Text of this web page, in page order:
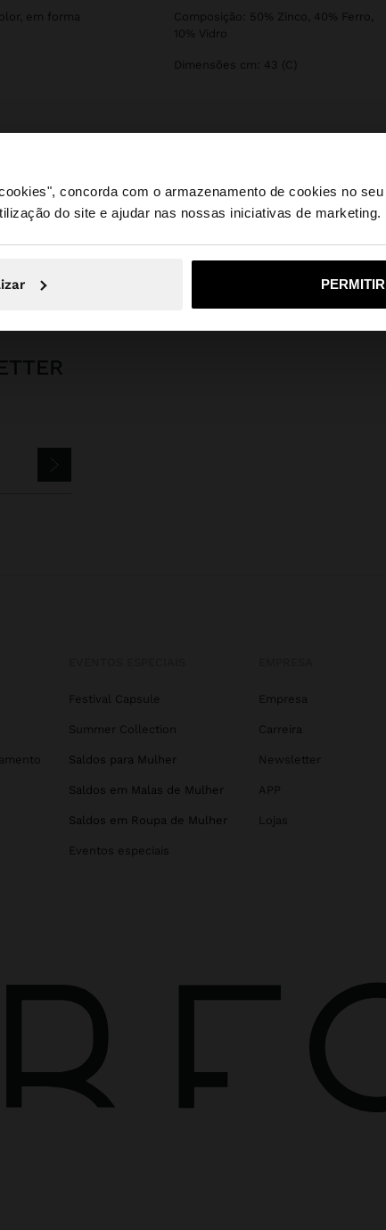
concorda com o armazenamento de cookies no
do site e ajudar nas nossas iniciativas de marketing.
de Portugal. Deseja navegar no nosso site
Sim,
em forma
Composição: 50% Zinco, 40% Ferro,
10% Vidro
Dimensões cm: 43 (C)
Festival Capsule
Summer Collection
Saldos para Mulher
Saldos em Malas de Mulher
Saldos em Roupa de Mulher
Eventos especiais
Empresa
Carreira
Newsletter
APP
Lojas